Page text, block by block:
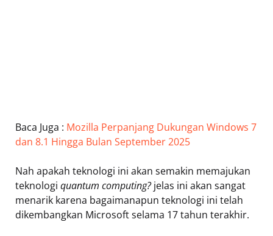
Baca Juga : Mozilla Perpanjang Dukungan Windows 7
dan 8.1 Hingga Bulan September 2025
Nah apakah teknologi ini akan semakin memajukan
teknologi quantum computing?jelas ini akan sangat
menarik karena bagaimanapun teknologi ini telah
dikembangkan Microsoft selama 17 tahun terakhir.